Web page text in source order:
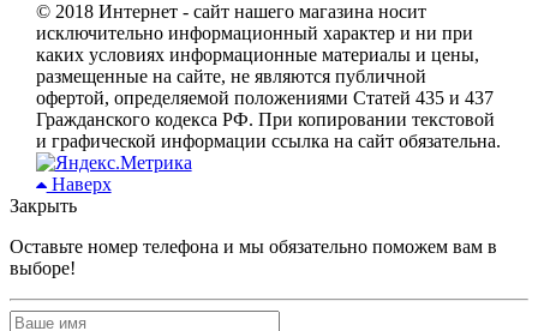
© 2018 Интернет - сайт нашего магазина носит
исключительно информационный характер и ни при
каких условиях информационные материалы и цены,
размещенные на сайте, не являются публичной
офертой, определяемой положениями Статей 435 и 437
Гражданского кодекса РФ. При копировании текстовой
и графической информации ссылка на сайт обязательна.
Наверх
Закрыть
Оставьте номер телефона и мы обязательно поможем вам в
выборе!